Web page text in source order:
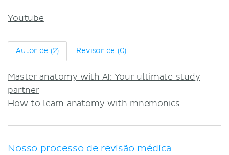
Youtube
Autor de (2) Revisor de (0)
Master anatomy with AI: Your ultimate study
partner
How to learn anatomy with mnemonics
Nosso processo de revisão médica